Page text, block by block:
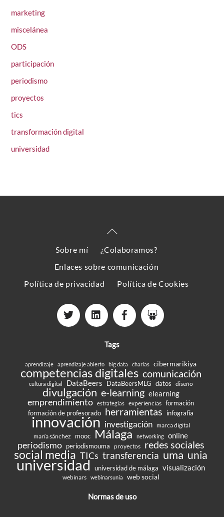
marketing
miscelánea
ODS
participación
periodismo
proyectos
tics
transformación digital
universidad
Back
Top
Sobre mí
¿Colaboramos?
Enlaces sobre comunicación
Política de privacidad
Política de Cookies
Tags
aprendizaje aprendizaje abierto big data charlas cibermarikiya
competencias digitales comunicación
cultura digital DataBeers DataBeersMLG datos diseño
divulgación e-learning elearning
emprendimiento estrategias experiencias formación
formación de profesorado herramientas infografía
innovación investigación marca digital
maría sánchez
mooc Málaga networking online
periodismo periodismouma proyectos redes sociales
social media TICs transferencia uma unia
universidad universidad de málaga visualización
webinars webinarsunia web social
Normas de uso